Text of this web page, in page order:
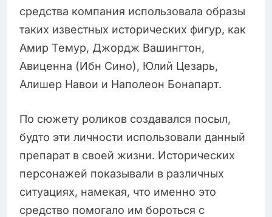
средства компания использовала образы
таких известных исторических фигур, как
Амир Темур, Джордж Вашингтон,
Авиценна (Ибн Сино), Юлий Цезарь,
Алишер Навои и Наполеон Бонапарт.
По сюжету роликов создавался посыл,
будто эти личности использовали данный
препарат в своей жизни. Исторических
персонажей показывали в различных
ситуациях, намекая, что именно это
средство помогало им бороться с